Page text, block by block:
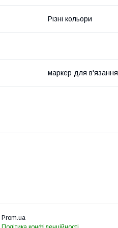
Різні кольори
маркер для в'язання
Prom.ua